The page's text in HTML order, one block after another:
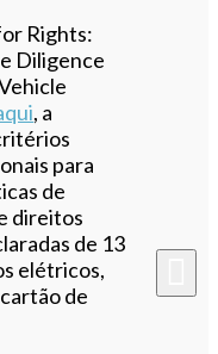
Rights:
Diligence
, a
para
de
direitos
de 13
elétricos,
de